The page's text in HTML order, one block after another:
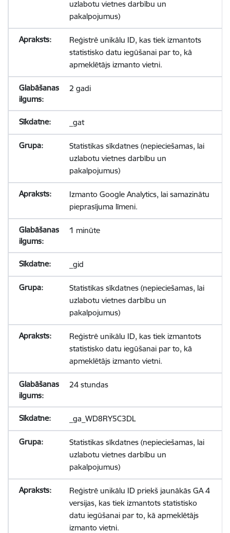
uzlabotu vietnes darbību un
pakalpojumus)
Reģistrē unikālu ID, kas tiek izmantots
statistisko datu iegūšanai par to, kā
apmeklētājs izmanto vietni.
2 gadi
_gat
Statistikas sīkdatnes (nepieciešamas, lai
uzlabotu vietnes darbību un
pakalpojumus)
Izmanto Google Analytics, lai samazinātu
pieprasījuma līmeni.
1 minūte
_gid
Statistikas sīkdatnes (nepieciešamas, lai
uzlabotu vietnes darbību un
pakalpojumus)
Reģistrē unikālu ID, kas tiek izmantots
statistisko datu iegūšanai par to, kā
apmeklētājs izmanto vietni.
24 stundas
_ga_WD8RY5C3DL
Statistikas sīkdatnes (nepieciešamas, lai
uzlabotu vietnes darbību un
pakalpojumus)
Reģistrē unikālu ID priekš jaunākās GA 4
versijas, kas tiek izmantots statistisko
datu iegūšanai par to, kā apmeklētājs
izmanto vietni.